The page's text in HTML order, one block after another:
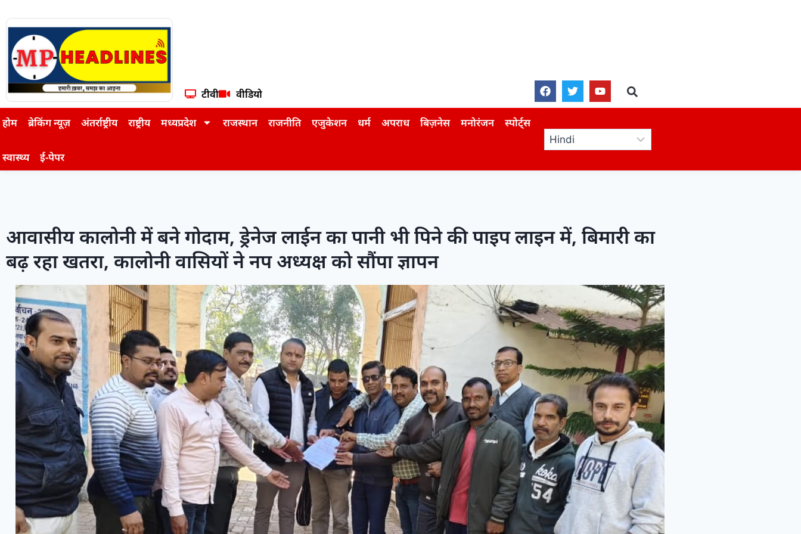
टीवी वीडियो
होम ब्रेकिंग न्यूज़ अंतर्राष्ट्रीय राष्ट्रीय मध्यप्रदेश राजस्थान राजनीति एजुकेशन धर्म अपराध बिज़नेस मनोरंजन स्पोर्ट्स
स्वास्थ्य ई-पेपर
आवासीय कालोनी में बने गोदाम, ड्रेनेज लाईन का पानी भी पिने की पाइप लाइन में, बिमारी का
बढ़ रहा खतरा, कालोनी वासियों ने नप अध्यक्ष को सौंपा ज्ञापन